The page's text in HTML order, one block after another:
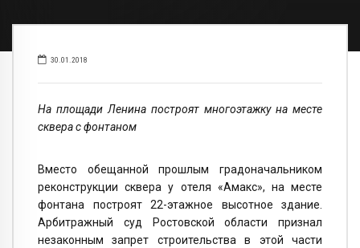
30.01.2018
На площади Ленина построят многоэтажку на месте
сквера с фонтаном
Вместо обещанной прошлым градоначальником
реконструкции сквера у отеля «Амакс», на месте
фонтана построят 22-этажное высотное здание.
Арбитражный суд Ростовской области признал
незаконным запрет строительства в этой части